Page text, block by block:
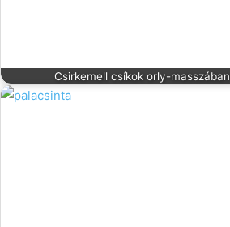
Csirkemell csíkok orly-masszában